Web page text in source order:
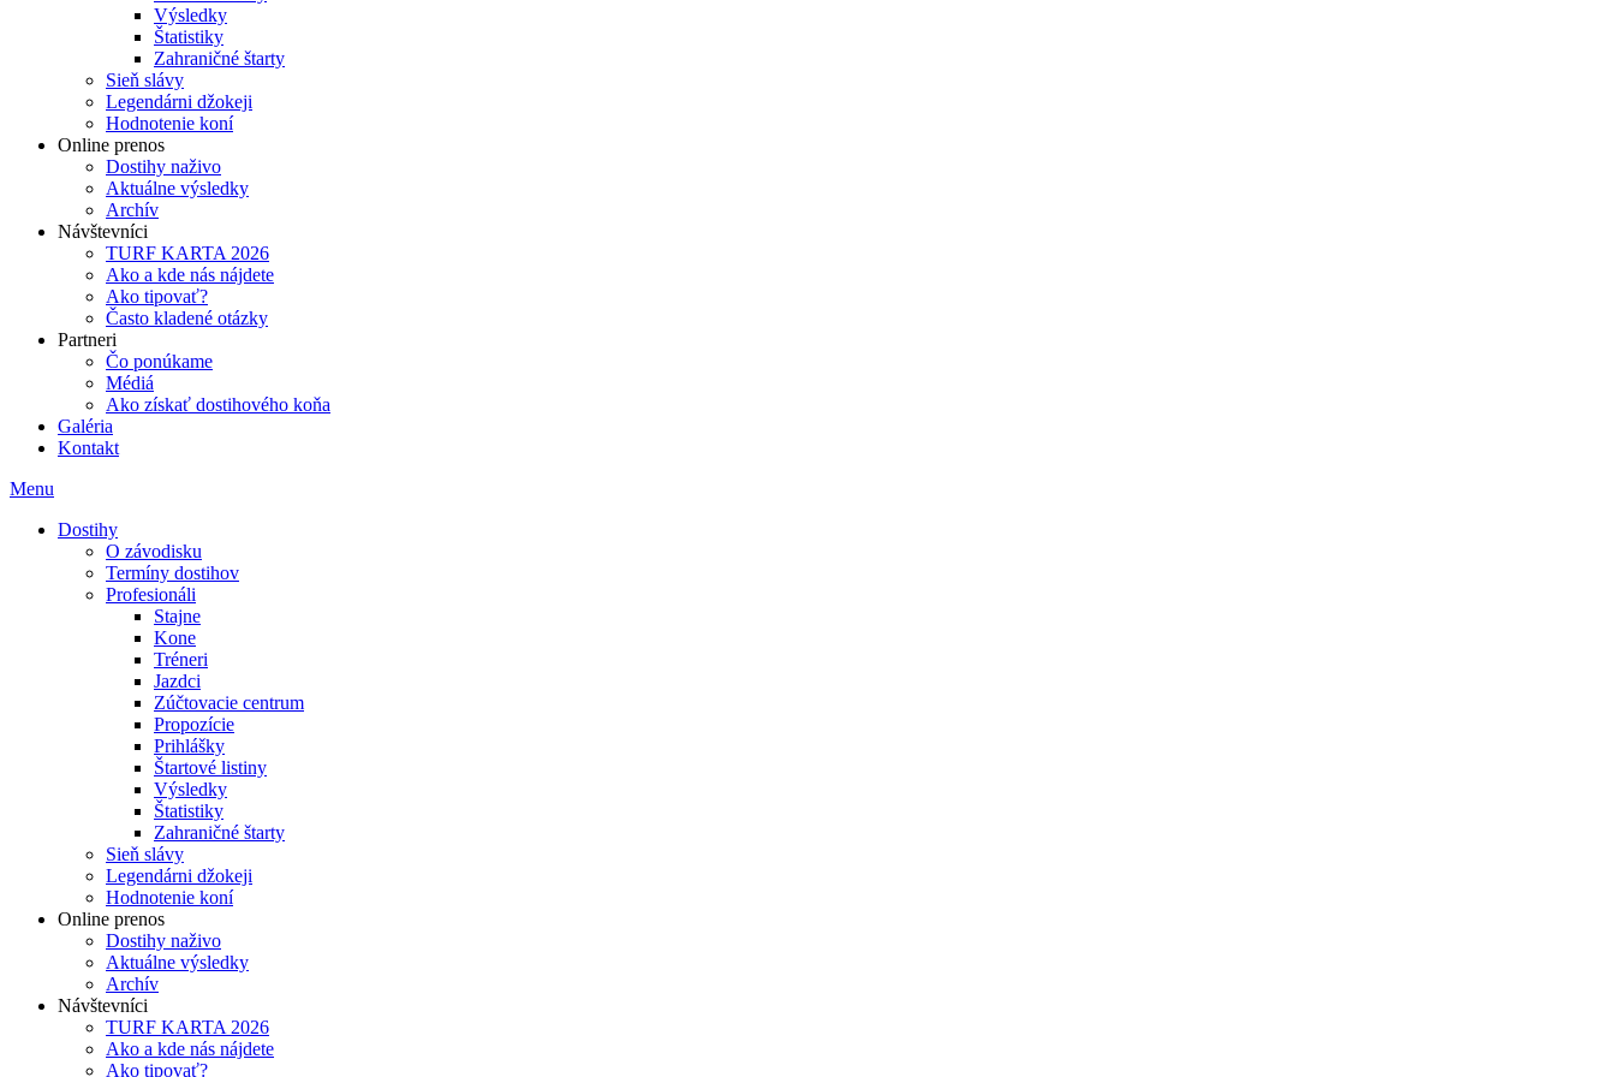
Výsledky
Štatistiky
Zahraničné štarty
Sieň slávy
Legendárni džokeji
Hodnotenie koní
Online prenos
Dostihy naživo
Aktuálne výsledky
Archív
Návštevníci
TURF KARTA 2026
Ako a kde nás nájdete
Ako tipovať?
Často kladené otázky
Partneri
Čo ponúkame
Médiá
Ako získať dostihového koňa
Galéria
Kontakt
Menu
Dostihy
O závodisku
Termíny dostihov
Profesionáli
Stajne
Kone
Tréneri
Jazdci
Zúčtovacie centrum
Propozície
Prihlášky
Štartové listiny
Výsledky
Štatistiky
Zahraničné štarty
Sieň slávy
Legendárni džokeji
Hodnotenie koní
Online prenos
Dostihy naživo
Aktuálne výsledky
Archív
Návštevníci
TURF KARTA 2026
Ako a kde nás nájdete
Ako tipovať?